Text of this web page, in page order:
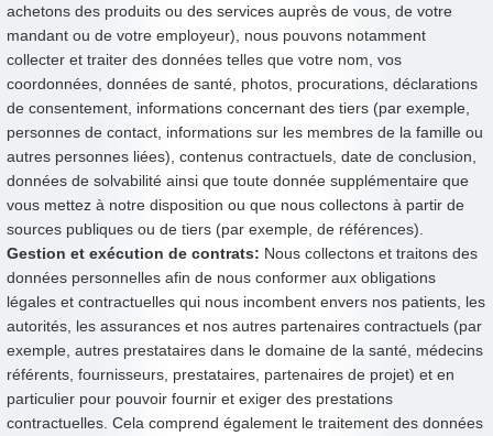
achetons des produits ou des services auprès de vous, de votre
mandant ou de votre employeur), nous pouvons notamment
collecter et traiter des données telles que votre nom, vos
coordonnées, données de santé, photos, procurations, déclarations
de consentement, informations concernant des tiers (par exemple,
personnes de contact, informations sur les membres de la famille ou
autres personnes liées), contenus contractuels, date de conclusion,
données de solvabilité ainsi que toute donnée supplémentaire que
vous mettez à notre disposition ou que nous collectons à partir de
sources publiques ou de tiers (par exemple, de références).
Gestion et exécution de contrats: Nous collectons et traitons des
données personnelles afin de nous conformer aux obligations
légales et contractuelles qui nous incombent envers nos patients, les
autorités, les assurances et nos autres partenaires contractuels (par
exemple, autres prestataires dans le domaine de la santé, médecins
référents, fournisseurs, prestataires, partenaires de projet) et en
particulier pour pouvoir fournir et exiger des prestations
contractuelles. Cela comprend également le traitement des données